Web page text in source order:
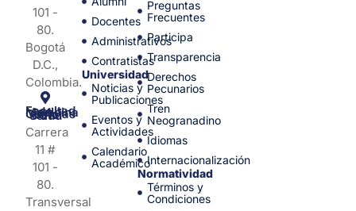
101 -
80.
Bogotá
D.C.,
Colombia.
Facultad de Medicina y Ciencias de la Salud
Carrera
11 #
101 -
80.
Transversal
Docentes
Administrativos
Contratistas
Universidad
Noticias y
Publicaciones
Eventos y
Actividades
Calendario
Académico
Preguntas
Frecuentes
Participa
Transparencia
Derechos
Pecunarios
Tren
Neogranadino
Idiomas
Internacionalización
Normatividad
Términos y
Condiciones